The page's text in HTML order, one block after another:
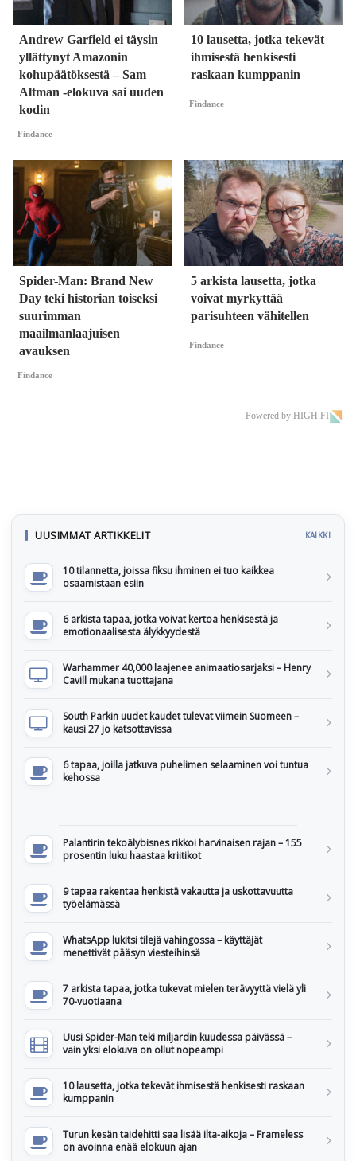
Andrew Garfield ei täysin
yllättynyt Amazonin
kohupäätöksestä – Sam
Altman -elokuva sai uuden
kodin
Findance
10 lausetta, jotka tekevät
ihmisestä henkisesti
raskaan kumppanin
Findance
Spider-Man: Brand New
Day teki historian toiseksi
suurimman
maailmanlaajuisen
avauksen
Findance
5 arkista lausetta, jotka
voivat myrkyttää
parisuhteen vähitellen
Findance
Powered by HIGH.FI
UUSIMMAT ARTIKKELIT KAIKKI
10 tilannetta, joissa fiksu ihminen ei tuo kaikkea
osaamistaan esiin
6 arkista tapaa, jotka voivat kertoa henkisestä ja
emotionaalisesta älykkyydestä
Warhammer 40,000 laajenee animaatiosarjaksi – Henry
Cavill mukana tuottajana
South Parkin uudet kaudet tulevat viimein Suomeen –
kausi 27 jo katsottavissa
6 tapaa, joilla jatkuva puhelimen selaaminen voi tuntua
kehossa
Palantirin tekoälybisnes rikkoi harvinaisen rajan – 155
prosentin luku haastaa kriitikot
9 tapaa rakentaa henkistä vakautta ja uskottavuutta
työelämässä
WhatsApp lukitsi tilejä vahingossa – käyttäjät
menettivät pääsyn viesteihinsä
7 arkista tapaa, jotka tukevat mielen terävyyttä vielä yli
70-vuotiaana
Uusi Spider-Man teki miljardin kuudessa päivässä –
vain yksi elokuva on ollut nopeampi
10 lausetta, jotka tekevät ihmisestä henkisesti raskaan
kumppanin
Turun kesän taidehitti saa lisää ilta-aikoja – Frameless
on avoinna enää elokuun ajan